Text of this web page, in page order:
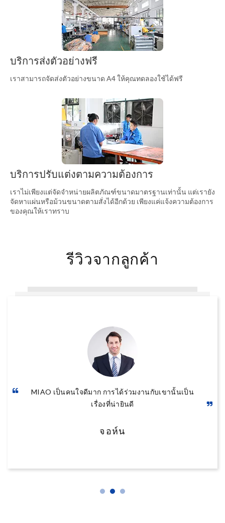
บริการส่งตัวอย่างฟรี
เราสามารถจัดส่งตัวอย่างขนาด A4 ให้คุณทดลองใช้ได้ฟรี
บริการปรับแต่งตามความต้องการ
เราไม่เพียงแต่จัดจำหน่ายผลิตภัณฑ์ขนาดมาตรฐานเท่านั้น แต่เรายัง
จัดหาแผ่นหรือม้วนขนาดตามสั่งได้อีกด้วย เพียงแค่แจ้งความต้องการ
ของคุณให้เราทราบ
รีวิวจากลูกค้า
บริษัทนี้ทำให้ฉันรู้สึกว่าพวกเขามีความเป็นมืออาชีพ
มาก พวกเขาสามารถให้คำแนะนำที่เป็นประโยชน์แก่